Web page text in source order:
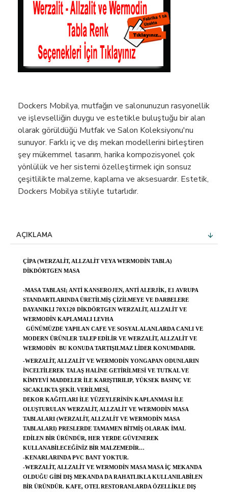
Dockers Mobilya, mutfağın ve salonunuzun rasyonellik
ve işlevselliğin duygu ve estetikle buluştuğu bir alan
olarak görüldüğü Mutfak ve Salon Koleksiyonu'nu
sunuyor. Farklı iç ve dış mekan modellerini birleştiren
şey mükemmel tasarım, harika kompozisyonel çok
yönlülük ve her sistemi özelleştirmek için sonsuz
çeşitlilikte malzeme, kaplama ve aksesuardır. Estetik,
Dockers Mobilya stiliyle tutarlıdır.
AÇIKLAMA
ÇIPA (WERZALIT, ALLZALIT VEYA WERMODIN TABLA)
DIKDÖRTGEN MASA
-MASA TABLASI; ANTI KANSEROJEN, ANTI ALERJIK, E1 AVRUPA
STANDARTLARINDA ÜRETILMIŞ ÇIZILMEYE VE DARBELERE
DAYANIKLI 70X120 DIKDÖRTGEN WERZALIT, ALLZALIT VE
WERMODIN KAPLAMALI LEVHA
GÜNÜMÜZDE YAPILAN CAFE VE SOSYAL ALANLARDA CANLI VE
MODERN ÜRÜNLER TALEP EDILIR VE WERZALIT, ALLZALIT VE
WERMODIN BU KONUDA TARTIŞILMAZ LIDER KONUMDADIR.
-WERZALIT, ALLZALIT VE WERMODIN YONGAPAN ODUNLARIN
INCELTILEREK TALAŞ HALINE GETIRILMESI VE TUTKAL VE
KIMYEVI MADDELER ILE KARIŞTIRILIP, YÜKSEK BASINÇ VE
SICAKLIKTA ŞEKIL VERILMESI,
DEKOR KAĞITLARI ILE YÜZEYLERININ KAPLANMASI ILE
OLUŞTURULAN WERZALIT, ALLZALIT VE WERMODIN MASA
TABLALARI (WERZALIT, ALLZALIT VE WERMODIN MASA
TABLALARI) PRESLERDE TAMAMEN BITMIŞ OLARAK IMAL
EDILEN BIR ÜRÜNDÜR, HER YERDE GÜVENEREK
KULLANABILECEĞINIZ BIR MALZEMEDIR…
-KENARLARINDA PVC BANT YOKTUR.
-WERZALIT, ALLZALIT VE WERMODIN MASA MASA IÇ MEKANDA
OLDUĞU GIBI DIŞ MEKANDA DA RAHATLIKLA KULLANILABILEN
BIR ÜRÜNDÜR. KAFE, OTEL RESTORANLARDA ÖZELLIKLE DIŞ